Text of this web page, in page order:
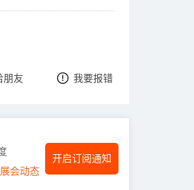
朋友 我要报错
开启订阅通知
会动态